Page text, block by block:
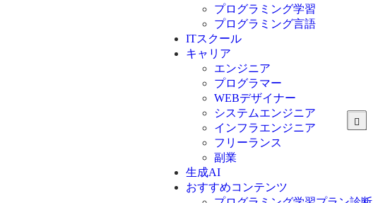
プログラミング学習
プログラミング言語
C言語
C#
VBA
Go言語
Kotlin
Java
JavaScript
Swift
ITスクール
キャリア
エンジニア
プログラマー
WEBデザイナー
システムエンジニア
インフラエンジニア
フリーランス
副業
生成AI
おすすめコンテンツ